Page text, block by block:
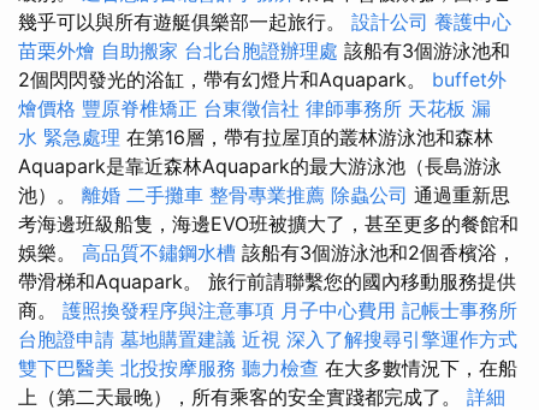
幾乎可以與所有遊艇俱樂部一起旅行。 設計公司 養護中心
苗栗外燴 自助搬家 台北台胞證辦理處 該船有3個游泳池和
2個閃閃發光的浴缸，帶有幻燈片和Aquapark。 buffet外
燴價格 豐原脊椎矯正 台東徵信社 律師事務所 天花板 漏
水 緊急處理 在第16層，帶有拉屋頂的叢林游泳池和森林
Aquapark是靠近森林Aquapark的最大游泳池（長島游泳
池）。 離婚 二手攤車 整骨專業推薦 除蟲公司 通過重新思
考海邊班級船隻，海邊EVO班被擴大了，甚至更多的餐館和
娛樂。 高品質不鏽鋼水槽 該船有3個游泳池和2個香檳浴，
帶滑梯和Aquapark。 旅行前請聯繫您的國內移動服務提供
商。 護照換發程序與注意事項 月子中心費用 記帳士事務所
台胞證申請 墓地購置建議 近視 深入了解搜尋引擎運作方式
雙下巴醫美 北投按摩服務 聽力檢查 在大多數情況下，在船
上（第二天最晚），所有乘客的安全實踐都完成了。 詳細